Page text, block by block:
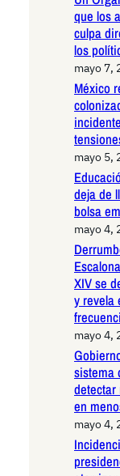
que los
culpa
los
mayo 7,
México
mayo 5,
deja de
bolsa
mayo 4,
XIV se
y revela
mayo 4,
sistema
detectar
en
mayo 4,